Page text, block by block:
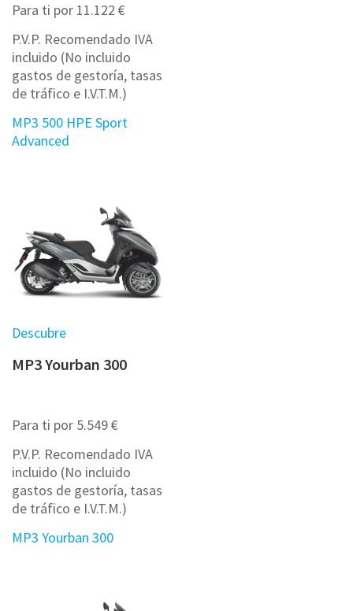
Para ti por 11.122 €
P.V.P. Recomendado IVA
incluido (No incluido
gastos de gestoría, tasas
de tráfico e I.V.T.M.)
MP3 500 HPE Sport
Advanced
Descubre
MP3 Yourban 300
Para ti por 5.549 €
P.V.P. Recomendado IVA
incluido (No incluido
gastos de gestoría, tasas
de tráfico e I.V.T.M.)
MP3 Yourban 300